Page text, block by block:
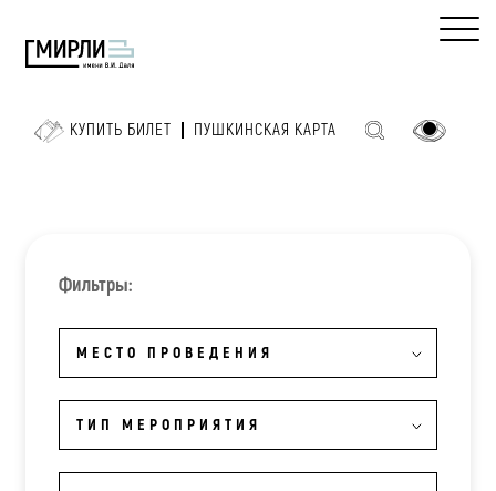
КУПИТЬ БИЛЕТ ПУШКИНСКАЯ КАРТА
Фильтры:
МЕСТО ПРОВЕДЕНИЯ
ТИП МЕРОПРИЯТИЯ